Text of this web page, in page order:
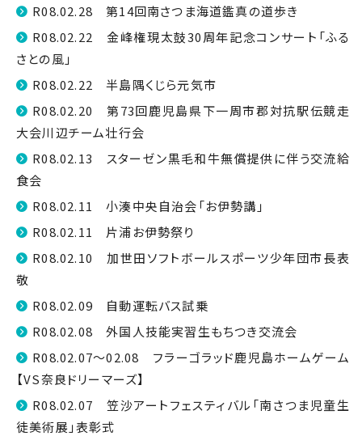
R08.02.28 第14回南さつま海道鑑真の道歩き
R08.02.22 金峰権現太鼓30周年記念コンサート「ふる
さとの風」
R08.02.22 半島隅くじら元気市
R08.02.20 第73回鹿児島県下一周市郡対抗駅伝競走
大会川辺チーム壮行会
R08.02.13 スターゼン黒毛和牛無償提供に伴う交流給
食会
R08.02.11 小湊中央自治会「お伊勢講」
R08.02.11 片浦お伊勢祭り
R08.02.10 加世田ソフトボールスポーツ少年団市長表
敬
R08.02.09 自動運転バス試乗
R08.02.08 外国人技能実習生もちつき交流会
R08.02.07～02.08 フラーゴラッド鹿児島ホームゲーム
【VS奈良ドリーマーズ】
R08.02.07 笠沙アートフェスティバル「南さつま児童生
徒美術展」表彰式